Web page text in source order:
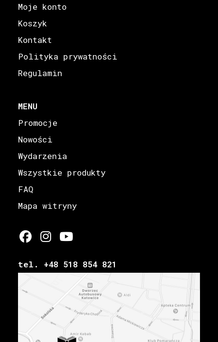
Moje konto
Koszyk
Kontakt
Polityka prywatności
Regulamin
MENU
Promocje
Nowości
Wydarzenia
Wszystkie produkty
FAQ
Mapa witryny
tel. +48 518 854 821